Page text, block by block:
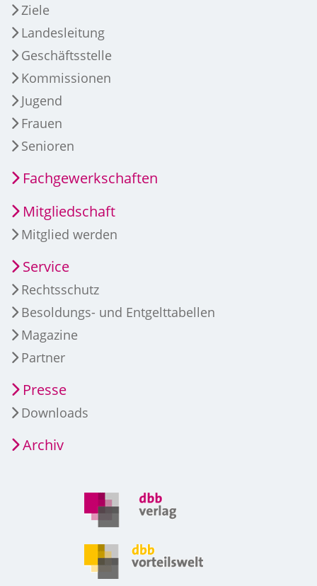
Ziele
Landesleitung
Geschäftsstelle
Kommissionen
Jugend
Frauen
Senioren
Fachgewerkschaften
Mitgliedschaft
Mitglied werden
Service
Rechtsschutz
Besoldungs- und Entgelttabellen
Magazine
Partner
Presse
Downloads
Archiv